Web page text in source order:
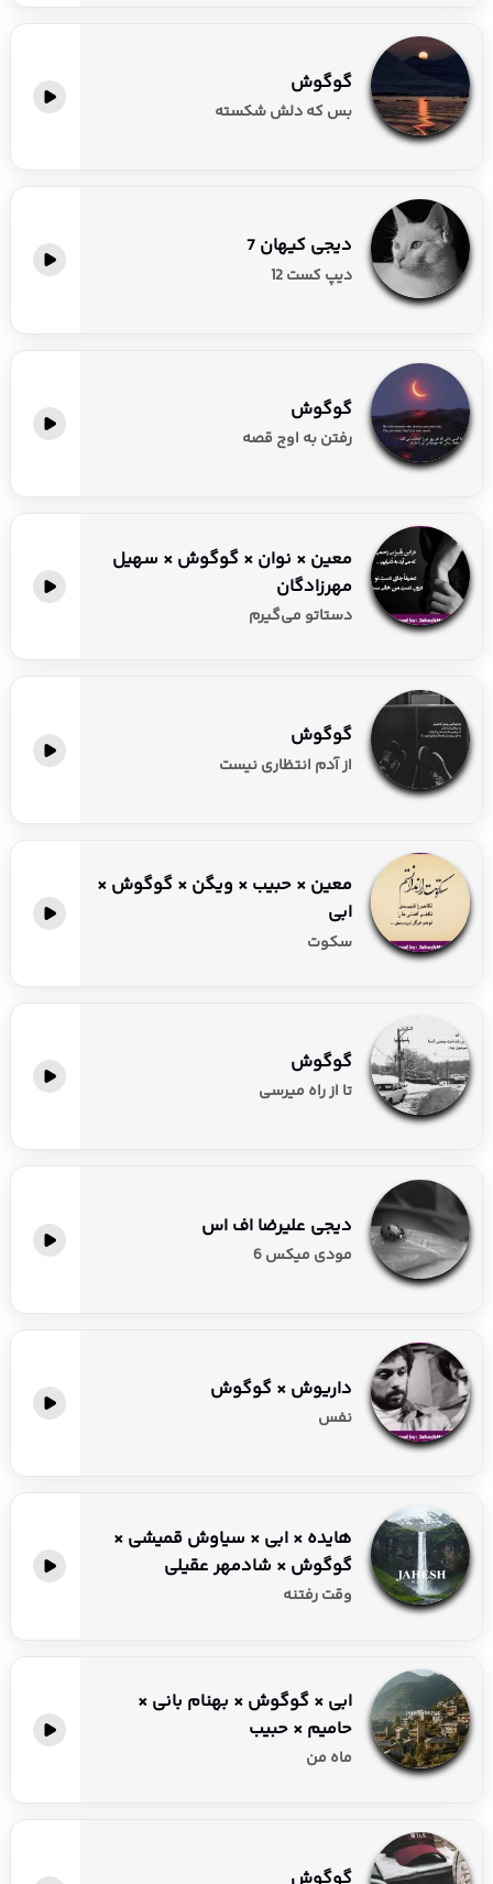
گوگوش
بس که دلش شکسته
دیجی کیهان 7
دیپ کست 12
گوگوش
رفتن به اوج قصه
معین × نوان × گوگوش × سهیل
مهرزادگان
دستاتو می‌گیرم
گوگوش
از آدم انتظاری نیست
معین × حبیب × ویگن × گوگوش ×
ابی
سکوت
گوگوش
تا از راه میرسی
دیجی علیرضا اف اس
مودی میکس 6
داریوش × گوگوش
نفس
هایده × ابی × سیاوش قمیشی ×
گوگوش × شادمهر عقیلی
وقت رفتنه
ابی × گوگوش × بهنام بانی ×
حامیم × حبیب
ماه من